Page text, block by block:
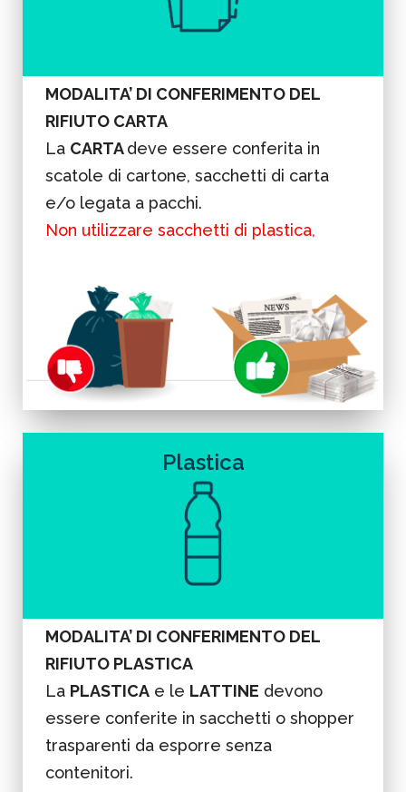
MODALITA’ DI CONFERIMENTO DEL
RIFIUTO CARTA
La CARTAdeve essere conferita in
scatole di cartone, sacchetti di carta
e/o legata a pacchi.
Non utilizzare sacchetti di plastica,
Plastica
MODALITA’ DI CONFERIMENTO DEL
RIFIUTO PLASTICA
La PLASTICA e le LATTINE devono
essere conferite in sacchetti o shopper
trasparenti da esporre senza
contenitori.